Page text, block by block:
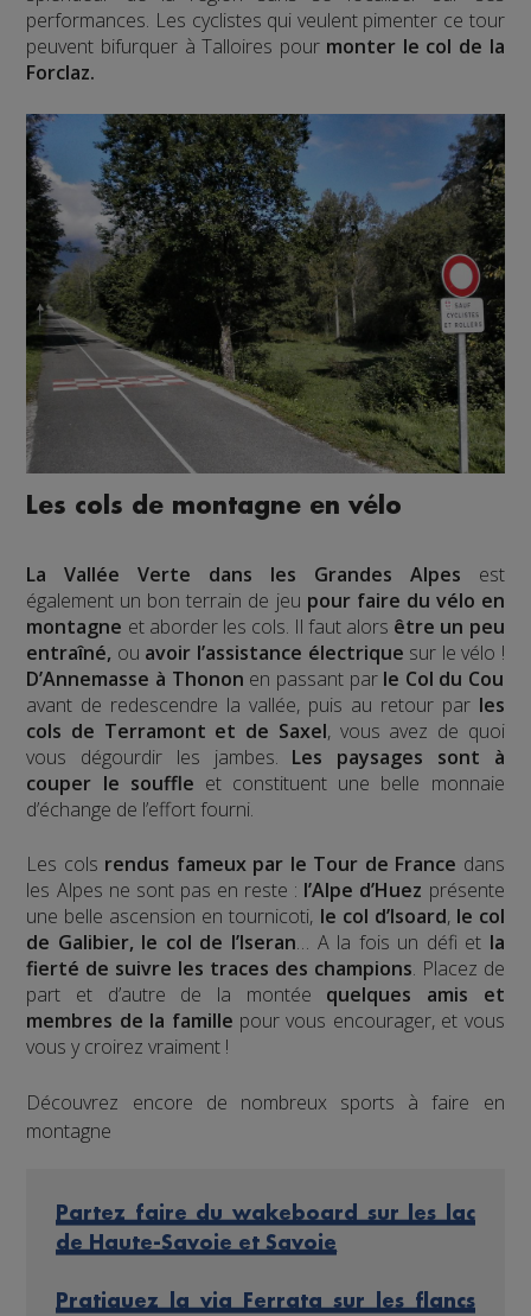
performances. Les cyclistes qui veulent pimenter ce tour
peuvent bifurquer à Talloires pour monter le col de la
Forclaz.
Les cols de montagne en vélo
La Vallée Verte dans les Grandes Alpes est
également un bon terrain de jeu pour faire du vélo en
montagne et aborder les cols. Il faut alors être un peu
entraîné, ou avoir l’assistance électrique sur le vélo !
D’Annemasse à Thonon en passant par le Col du Cou
avant de redescendre la vallée, puis au retour parles
cols de Terramont et de Saxel, vous avez de quoi
vous dégourdir les jambes. Les paysages sont à
couper le souffle et constituent une belle monnaie
d’échange de l’effort fourni.
Les cols rendus fameux par le Tour de France dans
les Alpes ne sont pas en reste : l’Alpe d’Huez présente
une belle ascension en tournicoti, le col d’Isoard, le col
de Galibier, le col de l’Iseran… A la fois un défi et la
fierté de suivre les traces des champions. Placez de
part et d’autre de la montée quelques amis et
membres de la famille pour vous encourager, et vous
vous y croirez vraiment !
Découvrez encore de nombreux sports à faire en
montagne
Partez faire du wakeboard sur les lac
de Haute-Savoie et Savoie
Pratiquez la via Ferrata sur les flancs